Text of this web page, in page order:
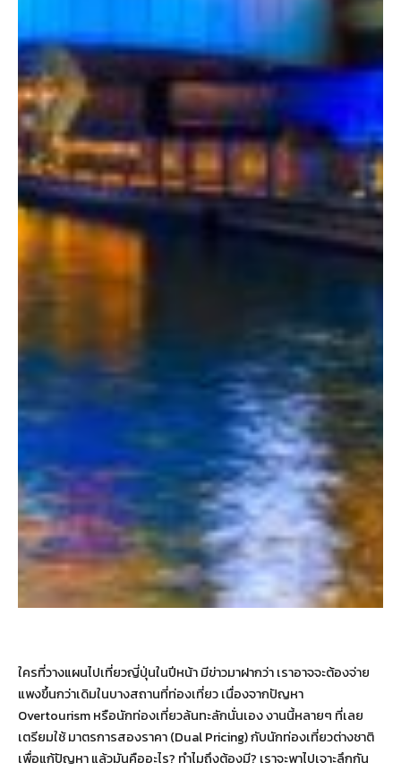
ใครที่วางแผนไปเที่ยวญี่ปุ่นในปีหน้า มีข่าวมาฝากว่า เราอาจจะต้องจ่าย
แพงขึ้นกว่าเดิมในบางสถานที่ท่องเที่ยว เนื่องจากปัญหา
Overtourism หรือนักท่องเที่ยวล้นทะลักนั่นเอง งานนี้หลายๆ ที่เลย
เตรียมใช้ มาตรการสองราคา (Dual Pricing) กับนักท่องเที่ยวต่างชาติ
เพื่อแก้ปัญหา แล้วมันคืออะไร? ทำไมถึงต้องมี? เราจะพาไปเจาะลึกกัน